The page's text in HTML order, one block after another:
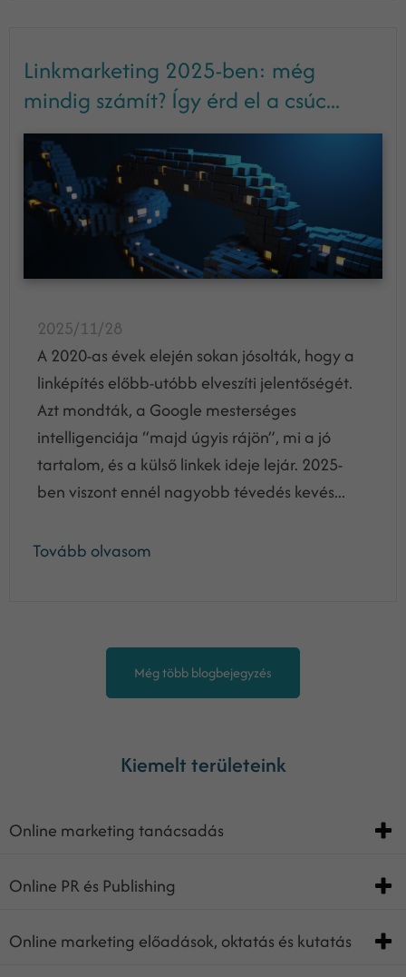
Linkmarketing 2025-ben: még
mindig számít? Így érd el a csúc...
2025/11/28
A 2020-as évek elején sokan jósolták, hogy a
linképítés előbb-utóbb elveszíti jelentőségét.
Azt mondták, a Google mesterséges
intelligenciája “majd úgyis rájön”, mi a jó
tartalom, és a külső linkek ideje lejár. 2025-
ben viszont ennél nagyobb tévedés kevés...
Tovább olvasom
Még több blogbejegyzés
Kiemelt területeink
Online marketing tanácsadás
Online PR és Publishing
Online marketing előadások, oktatás és kutatás